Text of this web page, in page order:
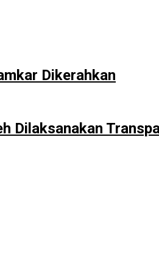
Dikerahkan
Dilaksanakan